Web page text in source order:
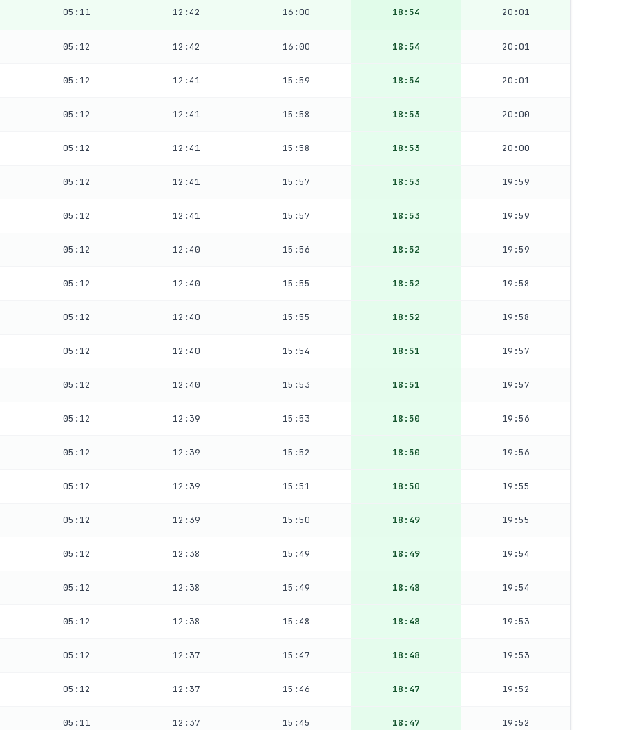
05:11 12:42 16:00 18:54 20:01
05:12 12:42 16:00 18:54 20:01
05:12 12:41 15:59 18:54 20:01
05:12 12:41 15:58 18:53 20:00
05:12 12:41 15:58 18:53 20:00
05:12 12:41 15:57 18:53 19:59
05:12 12:41 15:57 18:53 19:59
05:12 12:40 15:56 18:52 19:59
05:12 12:40 15:55 18:52 19:58
05:12 12:40 15:55 18:52 19:58
05:12 12:40 15:54 18:51 19:57
05:12 12:40 15:53 18:51 19:57
05:12 12:39 15:53 18:50 19:56
05:12 12:39 15:52 18:50 19:56
05:12 12:39 15:51 18:50 19:55
05:12 12:39 15:50 18:49 19:55
05:12 12:38 15:49 18:49 19:54
05:12 12:38 15:49 18:48 19:54
05:12 12:38 15:48 18:48 19:53
05:12 12:37 15:47 18:48 19:53
05:12 12:37 15:46 18:47 19:52
05:11 12:37 15:45 18:47 19:52